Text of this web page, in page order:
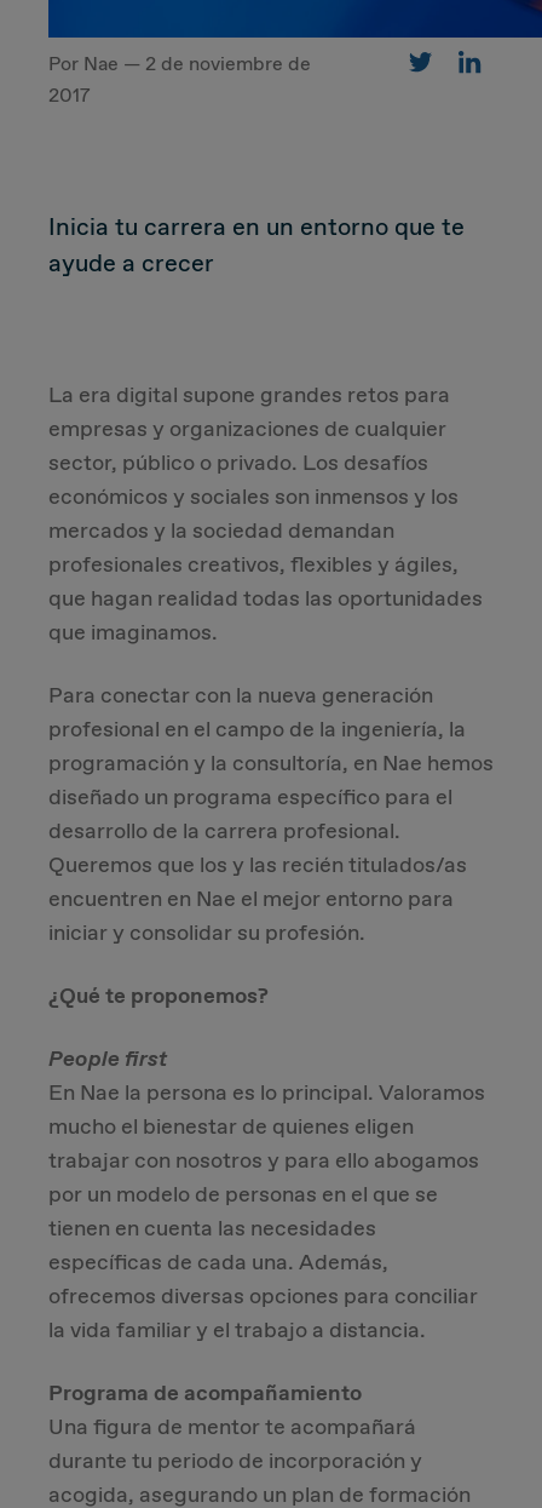
CUSTOMER
Marketing Strategy
Customer Experience
DEAL & STRATEGY
Due Diligence
Post Merger Integration
Business Strategy
Market Strategy & Screening Analysis
Performance Transformation
Por Nae — 2 de noviembre de
2017
Inicia tu carrera en un entorno que te
ayude a crecer
La era digital supone grandes retos para
empresas y organizaciones de cualquier
sector, público o privado. Los desafíos
económicos y sociales son inmensos y los
mercados y la sociedad demandan
profesionales creativos, flexibles y ágiles,
que hagan realidad todas las oportunidades
que imaginamos.
Para conectar con la nueva generación
profesional en el campo de la ingeniería, la
programación y la consultoría, en Nae hemos
diseñado un programa específico para el
desarrollo de la carrera profesional.
Queremos que los y las recién titulados/as
encuentren en Nae el mejor entorno para
iniciar y consolidar su profesión.
¿Qué te proponemos?
People first
En Nae la persona es lo principal. Valoramos
mucho el bienestar de quienes eligen
trabajar con nosotros y para ello abogamos
por un modelo de personas en el que se
tienen en cuenta las necesidades
específicas de cada una. Además,
ofrecemos diversas opciones para conciliar
la vida familiar y el trabajo a distancia.
Programa de acompañamiento
Una figura de mentor te acompañará
durante tu periodo de incorporación y
acogida, asegurando un plan de formación